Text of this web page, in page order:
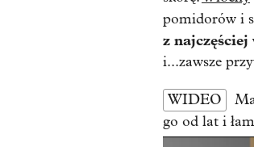
pomidorów i
z
i...zawsze
WIDEO
go od lat i